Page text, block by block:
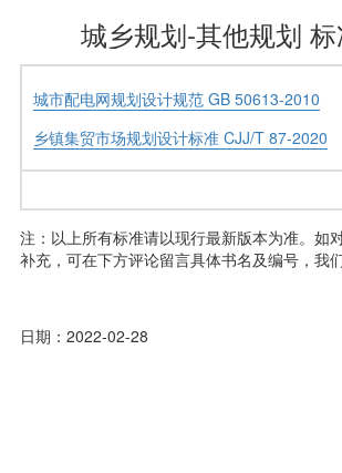
城乡规划-其他规划
城市配电网规划设计规范 GB 50613-2010
乡镇集贸市场规划设计标准 CJJ/T 87-2020
注：以上所有标准请以现行最新版本为准。如
补充，可在下方评论留言具体书名及编号，我
日期：2022-02-28